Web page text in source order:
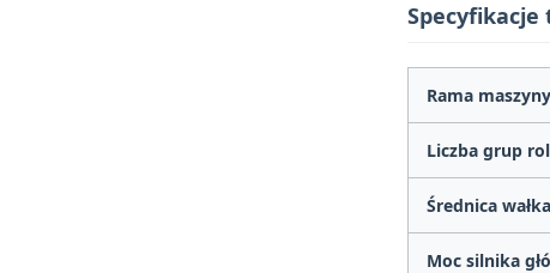
Specyfikacje
Rama maszyny
Liczba grup
Średnica wałka
Moc silnika